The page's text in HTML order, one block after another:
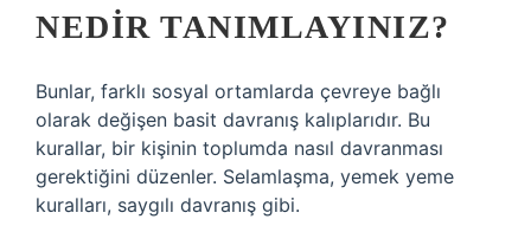
NEDIR TANIMLAYINIZ?
Bunlar, farklı sosyal ortamlarda çevreye bağlı
olarak değişen basit davranış kalıplarıdır. Bu
kurallar, bir kişinin toplumda nasıl davranması
gerektiğini düzenler. Selamlaşma, yemek yeme
kuralları, saygılı davranış gibi.